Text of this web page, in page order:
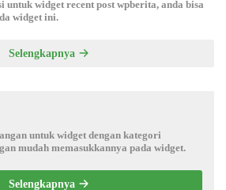
untuk widget recent post wpberita, anda bisa
widget ini.
Selengkapnya
untuk widget dengan kategori
mudah memasukkannya pada widget.
Selengkapnya